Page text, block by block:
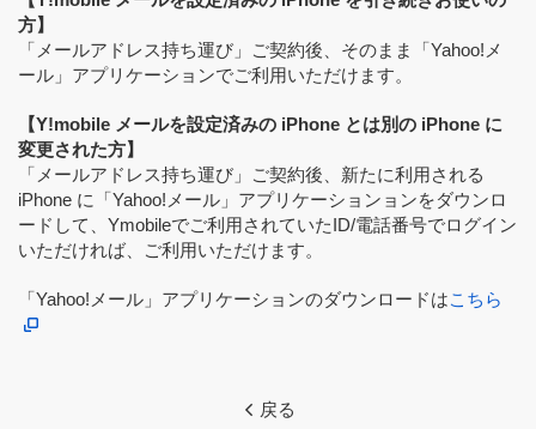
方】
「メールアドレス持ち運び」ご契約後、そのまま「Yahoo!メ
ール」アプリケーションでご利用いただけます。
【Y!mobile メールを設定済みの iPhone とは別の iPhone に
変更された方】
「メールアドレス持ち運び」ご契約後、新たに利用される
iPhone に「Yahoo!メール」アプリケーションョンをダウンロ
ードして、Ymobileでご利用されていたID/電話番号でログイン
いただければ、ご利用いただけます。
「Yahoo!メール」アプリケーションのダウンロードはこちら
戻る